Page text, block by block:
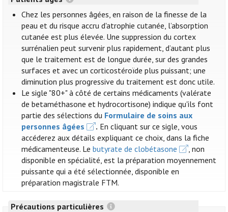
Chez les personnes âgées, en raison de la finesse de la
peau et du risque accru d'atrophie cutanée, l’absorption
cutanée est plus élevée. Une suppression du cortex
surrénalien peut survenir plus rapidement, d’autant plus
que le traitement est de longue durée, sur des grandes
surfaces et avec un corticostéroïde plus puissant; une
diminution plus progressive du traitement est donc utile.
Le sigle "80+" à côté de certains médicaments (valérate
de betaméthasone et hydrocortisone) indique qu'ils font
partie des sélections du Formulaire de soins aux
personnes âgées
. En cliquant sur ce sigle, vous
accéderez aux détails expliquant ce choix, dans la fiche
médicamenteuse. Lebutyrate de clobétasone
, non
disponible en spécialité, est la préparation moyennement
puissante qui a été sélectionnée, disponible en
préparation magistrale FTM.
Précautions particulières